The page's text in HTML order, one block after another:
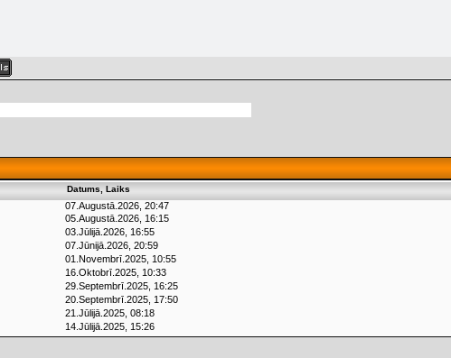
Datums, Laiks
07.Augustā.2026, 20:47
05.Augustā.2026, 16:15
03.Jūlijā.2026, 16:55
07.Jūnijā.2026, 20:59
01.Novembrī.2025, 10:55
16.Oktobrī.2025, 10:33
29.Septembrī.2025, 16:25
20.Septembrī.2025, 17:50
21.Jūlijā.2025, 08:18
14.Jūlijā.2025, 15:26